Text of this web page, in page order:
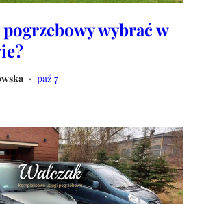
pogrzebowy wybrać w
• paź 7